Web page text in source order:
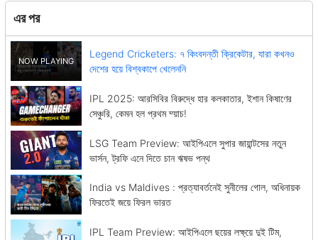
এর পর
Legend Cricketers: ৭ কিংবদন্তী ক্রিকেটার, যারা কখনও
দেশের হয়ে বিশ্বকাপে খেলেননি
IPL 2025: আরসিবির বিরুদ্ধে হার কলকাতার, ইশান কিষাণের
সেঞ্চুরি, কেমন হল প্রথম ম্য়াচ!
LSG Team Preview: আইপিএলে সুপার জায়ান্টসের নতুন
ভার্সন, ট্রফি এনে দিতে চান ঋষভ পন্থ
India vs Maldives : প্রত্যাবর্তনেই সুনীলের গোল, অধিনায়ক
ফিরতেই জয়ে ফিরল ভারত
IPL Team Preview: আইপিএলে ছয়ের লক্ষ্য়ে দুই টিম,